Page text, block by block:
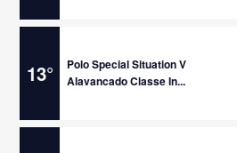
13°
Polo Special Situation V
Alavancado Classe In...